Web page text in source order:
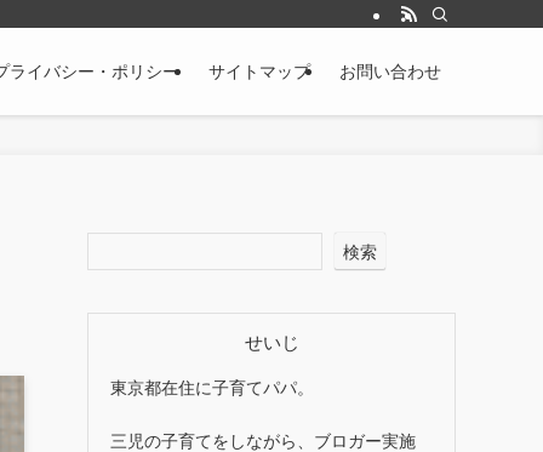
ライバシー・ポリシー サイトマップ お問い合わせ
検索
せいじ
東京都在住に子育てパパ。
三児の子育てをしながら、ブロガー実施